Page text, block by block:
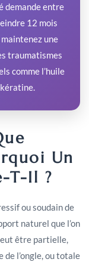
demande entre
12 mois
une
traumatismes
comme l’huile
Un
T-Il ?
ou soudain de
naturel que l’on
être partielle,
l’ongle, ou totale